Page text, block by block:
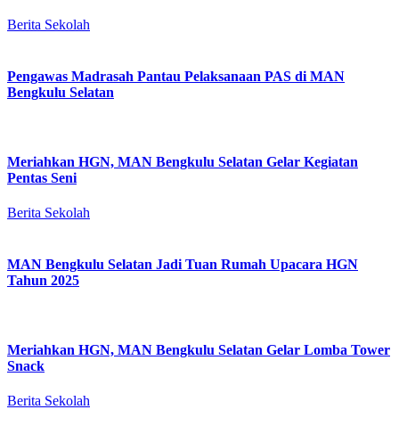
Berita Sekolah
Pengawas Madrasah Pantau Pelaksanaan PAS di MAN
Bengkulu Selatan
Meriahkan HGN, MAN Bengkulu Selatan Gelar Kegiatan
Pentas Seni
Berita Sekolah
MAN Bengkulu Selatan Jadi Tuan Rumah Upacara HGN
Tahun 2025
Meriahkan HGN, MAN Bengkulu Selatan Gelar Lomba Tower
Snack
Berita Sekolah